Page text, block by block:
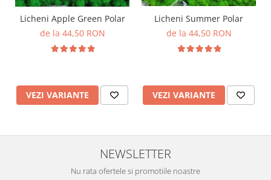
Licheni Apple Green Polar
de la 44,50 RON
VEZI VARIANTE
Licheni Summer Polar
de la 44,50 RON
VEZI VARIANTE
NEWSLETTER
Nu rata ofertele si promotiile noastre